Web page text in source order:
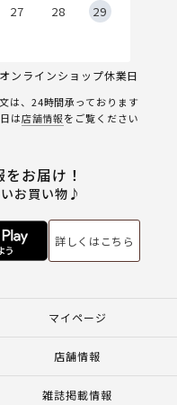
27 28
29
オンラインショップ休業日
は、24時間承っております
は店舗情報をご覧ください
お届け！
お買い物♪
詳しくはこちら
マイページ
店舗情報
雑誌掲載情報